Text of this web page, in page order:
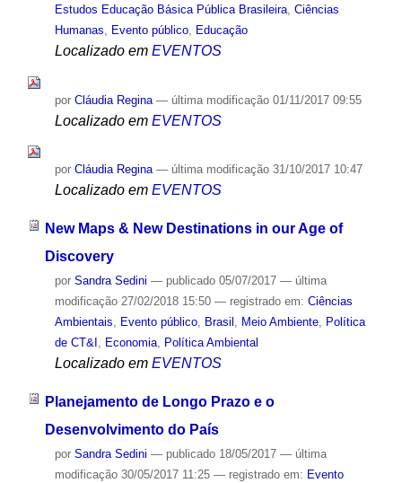
Estudos Educação Básica Pública Brasileira, Ciências
Humanas, Evento público, Educação
Localizado em EVENTOS
por Cláudia Regina — última modificação01/11/2017 09:55
Localizado em EVENTOS
por Cláudia Regina — última modificação31/10/2017 10:47
Localizado em EVENTOS
New Maps & New Destinations in our Age of
Discovery
por Sandra Sedini — publicado05/07/2017 — última
modificação27/02/2018 15:50 — registrado em: Ciências
Ambientais, Evento público, Brasil , Meio Ambiente, Política
de CT&I , Economia, Política Ambiental
Localizado em EVENTOS
Planejamento de Longo Prazo e o
Desenvolvimento do País
por Sandra Sedini — publicado18/05/2017 — última
modificação30/05/2017 11:25 — registrado em: Evento